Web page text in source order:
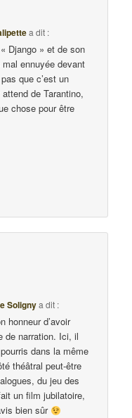
a dit :
Django » et de son
ennuyée devant
que c’est un
de Tarantino,
chose pour être
Solignya dit :
honneur d’avoir
de narration. Ici, il
dans la même
théâtral peut-être
du jeu des
un film jubilatoire,
bien sûr